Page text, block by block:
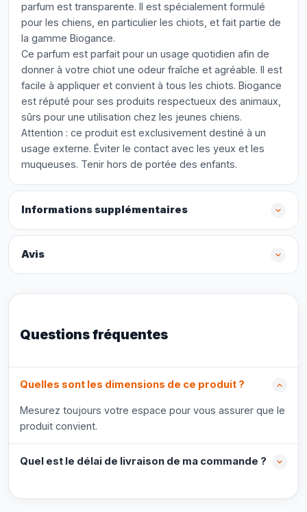
parfum est transparente. Il est spécialement formulé
pour les chiens, en particulier les chiots, et fait partie de
la gamme Biogance.
Ce parfum est parfait pour un usage quotidien afin de
donner à votre chiot une odeur fraîche et agréable. Il est
facile à appliquer et convient à tous les chiots. Biogance
est réputé pour ses produits respectueux des animaux,
sûrs pour une utilisation chez les jeunes chiens.
Attention : ce produit est exclusivement destiné à un
usage externe. Éviter le contact avec les yeux et les
muqueuses. Tenir hors de portée des enfants.
Informations supplémentaires
Avis
Questions fréquentes
Quelles sont les dimensions de ce produit ?
Mesurez toujours votre espace pour vous assurer que le
produit convient.
Quel est le délai de livraison de ma commande ?